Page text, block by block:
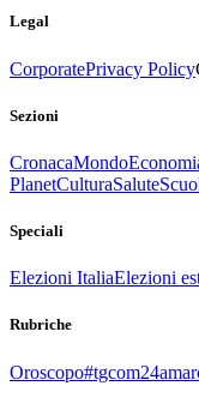
Legal
CorporatePrivacy Policy
Sezioni
CronacaMondo
PlanetCulturaSalute
Speciali
Elezioni ItaliaElezioni
Rubriche
Oroscopo